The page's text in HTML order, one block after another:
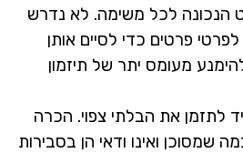
הנכונה לכל משימה. לא נדרש
פרטים כדי לסיים אותן
מעומס יתר של תיזמון
לתזמן את הבלתי צפוי. הכרה
שמסוכן ואינו ודאי הן בסבירות